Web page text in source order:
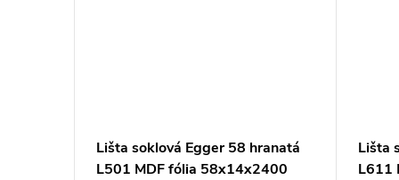
Lišta soklová Egger 58 hranatá
L501 MDF fólia 58x14x2400
Lišta
L611